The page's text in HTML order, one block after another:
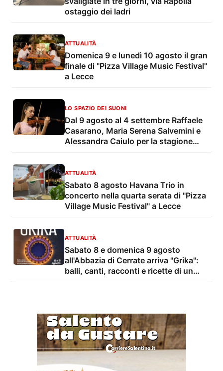
ostaggio dei ladri
ATTUALITÀ
Domenica 9 e lunedì 10 agosto il gran
finale di "Pizza Village Music Festival"
a Lecce
LO SPAZIO DEI SUONI
Dal 9 agosto al 4 settembre Raffaele
Casarano, Maria Serena Salvemini e
Alessandra Caiulo per la stagione
ATTUALITÀ
Sabato 8 agosto Havana Trio in
concerto nella quarta serata di "Pizza
Village Music Festival" a Lecce
ATTUALITÀ
Sabato 8 e domenica 9 agosto
all'Abbazia di Cerrate arriva "Grika":
balli, canti, racconti e ricette di un